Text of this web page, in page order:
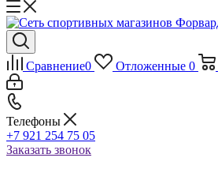
Сравнение0 Отложенные 0
Телефоны
+7 921 254 75 05
Заказать звонок